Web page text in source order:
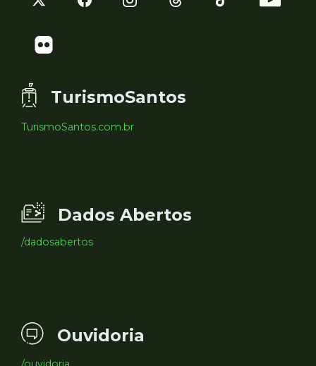
TurismoSantos
TurismoSantos.com.br
Dados Abertos
/dadosabertos
Ouvidoria